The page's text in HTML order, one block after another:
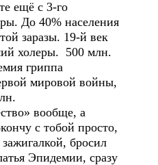
ещё с 3-го
До 40% населения
заразы. 19-й век
холеры. 500 млн.
гриппа
мировой войны,
вообще, а
с тобой просто,
бросил
Эпидемии, сразу